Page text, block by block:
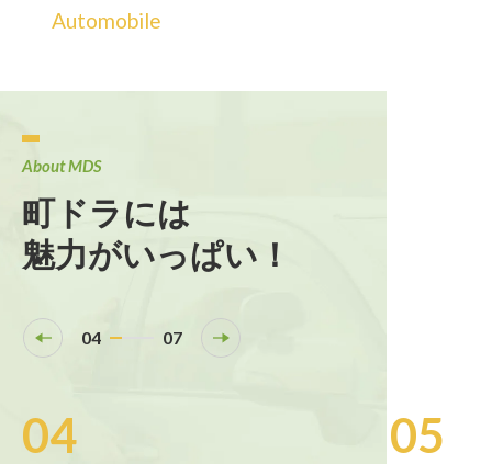
Automobile
About MDS
町ドラには
魅力がいっぱい！
04 07
04 05